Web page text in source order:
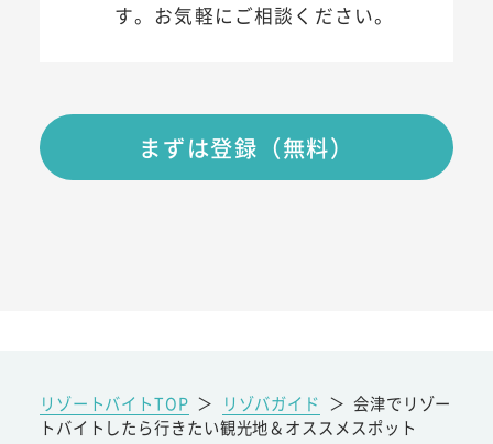
す。お気軽にご相談ください。
まずは登録（無料）
リゾートバイトTOP ＞ リゾバガイド ＞ 会津でリゾー
トバイトしたら行きたい観光地＆オススメスポット